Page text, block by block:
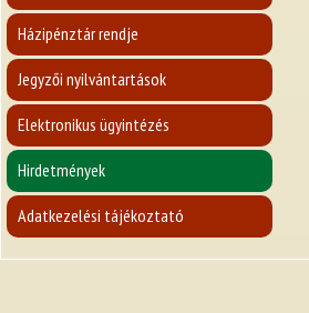
Házipénztár rendje
Jegyzői nyilvántartások
Elektronikus ügyintézés
Hirdetmények
Adatkezelési tájékoztató